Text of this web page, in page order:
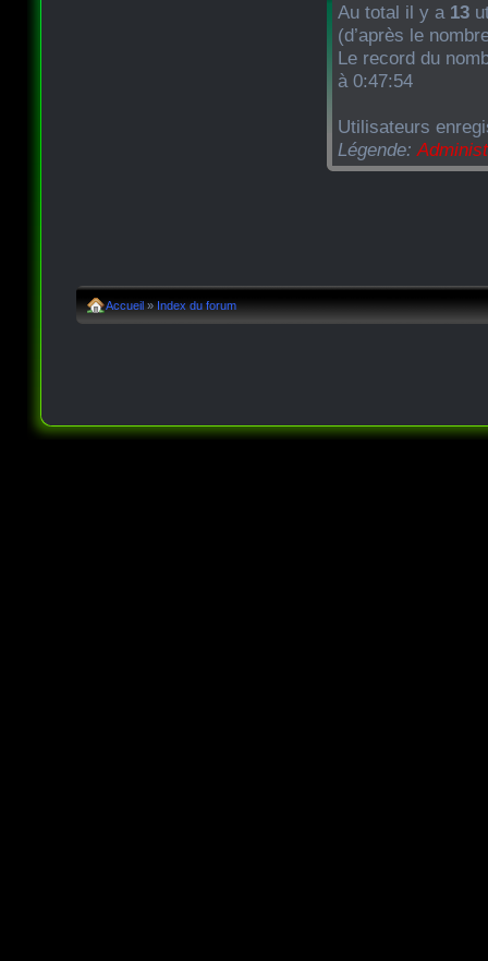
Au total il y a 13
(d’après le
Le record du
à 0:47:54
Utilisateurs
Légende:
Accueil » Index du forum